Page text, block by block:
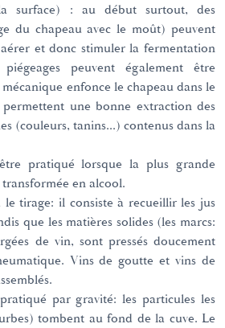
surface) : au début surtout, des
du chapeau avec le moût) peuvent
et donc stimuler la fermentation
peuvent également être
enfonce le chapeau dans le
permettent une bonne extraction des
(couleurs, tanins...) contenus dans la
pratiqué lorsque la plus grande
en alcool.
tirage: il consiste à recueillir les jus
que les matières solides (les marcs:
de vin, sont pressés doucement
Vins de goutte et vins de
par gravité: les particules les
tombent au fond de la cuve. Le